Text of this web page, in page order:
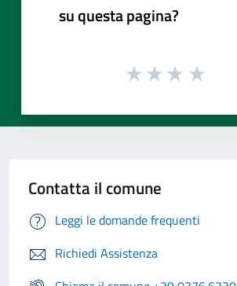
su questa pagina?
Contatta il comune
Leggi le domande frequenti
Richiedi Assistenza